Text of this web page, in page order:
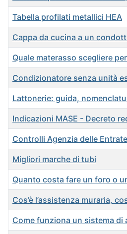
Tabella profilati metallici HEA
Cappa da cucina a un
Quale materasso scegliere
Condizionatore senza unità
Lattonerie: guida,
Indicazioni MASE - Decreto
Controlli Agenzia delle
Migliori marche di tubi
Quanto costa fare un foro o
Cos’è l’assistenza muraria,
Come funziona un sistema di